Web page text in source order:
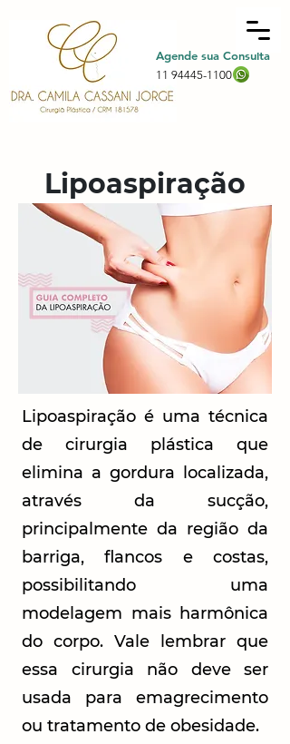
Agende sua Consulta
11 94445-1100
Lipoaspiração
Lipoaspiração é uma técnica
de cirurgia plástica que
elimina a gordura localizada,
através da sucção,
principalmente da região da
barriga, flancos e costas,
possibilitando uma
modelagem mais harmônica
do corpo. Vale lembrar que
essa cirurgia não deve ser
usada para emagrecimento
ou tratamento de obesidade.